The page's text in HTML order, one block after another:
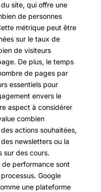
site, qui offre une
de personnes
métrique peut être
sur le taux de
de visiteurs
De plus, le temps
de pages par
essentiels pour
envers le
aspect à considérer
combien
actions souhaitées,
newsletters ou la
sur des cours.
de performance sont
Google
une plateforme